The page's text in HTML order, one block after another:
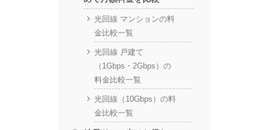
光回線 マンションの料
金比較一覧
光回線 戸建て
（1Gbps・2Gbps）の
料金比較一覧
光回線（10Gbps）の料
金比較一覧